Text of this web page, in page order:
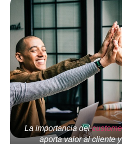
La importancia del
aporta valor al cliente